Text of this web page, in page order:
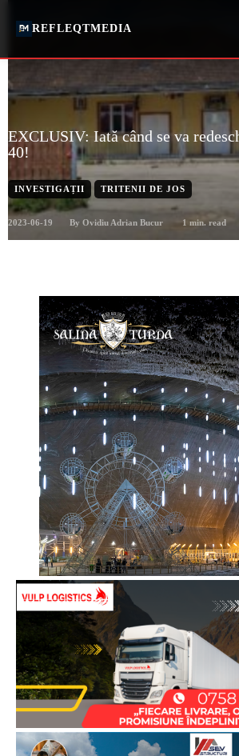
REFLEQTMEDIA
EXCLUSIV: Iată când se va
40!
INVESTIGAȚII TRITENII DE JOS
2023-06-19 By Ovidiu Adrian Bucur 1 min. read